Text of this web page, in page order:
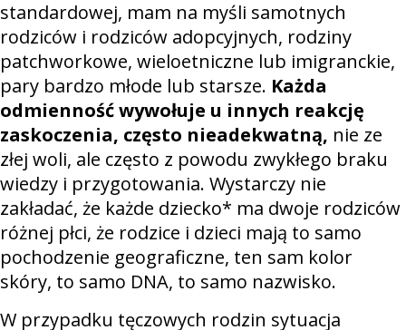
standardowej, mam na myśli samotnych
rodziców i rodziców adopcyjnych, rodziny
patchworkowe, wieloetniczne lub imigranckie,
pary bardzo młode lub starsze. Każda
odmienność wywołuje u innych reakcję
zaskoczenia, często nieadekwatną, nie ze
złej woli, ale często z powodu zwykłego braku
wiedzy i przygotowania. Wystarczy nie
zakładać, że każde dziecko* ma dwoje rodziców
różnej płci, że rodzice i dzieci mają to samo
pochodzenie geograficzne, ten sam kolor
skóry, to samo DNA, to samo nazwisko.
W przypadku tęczowych rodzin sytuacja